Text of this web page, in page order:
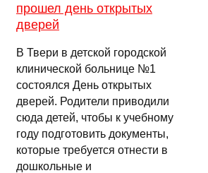
прошел день открытых
дверей
В Твери в детской городской
клинической больнице №1
состоялся День открытых
дверей. Родители приводили
сюда детей, чтобы к учебному
году подготовить документы,
которые требуется отнести в
дошкольные и